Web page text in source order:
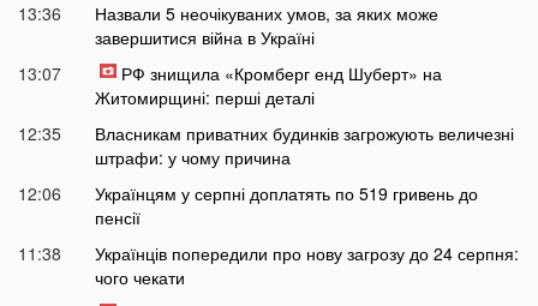
13:36
Назвали 5 неочікуваних умов, за яких може
завершитися війна в Україні
13:07
РФ знищила «Кромберг енд Шуберт» на
Житомирщині: перші деталі
12:35
Власникам приватних будинків загрожують величезні
штрафи: у чому причина
12:06
Українцям у серпні доплатять по 519 гривень до
пенсії
11:38
Українців попередили про нову загрозу до 24 серпня:
чого чекати